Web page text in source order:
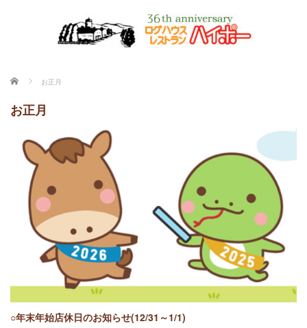
ホーム お正月
お正月
○年末年始店休日のお知らせ(12/31～1/1)